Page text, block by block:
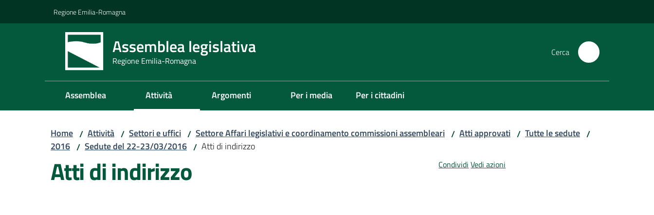
Regione Emilia-Romagna
Assemblea legislativa
Regione Emilia-Romagna
Cerca
Assemblea Attività Argomenti Per i media Per i cittadini
Home / Attività / Settori e uffici / Settore Affari legislativi e coordinamento commissioni assembleari / Atti approvati / Tutte le sedute /
2016 / Sedute del 22-23/03/2016 / Atti di indirizzo
Atti di indirizzo Condividi Vedi azioni